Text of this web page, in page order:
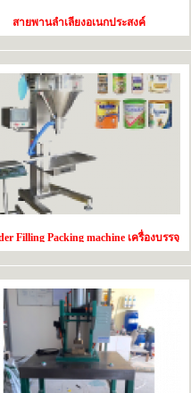
สายพานลำเลียงอเนกประสงค์
ระบบ Inkjet ,ขวด,กล่อง,หลอดครีม
Filling Packing machine เครื่องบรรจุ
รู 10g – 5000g